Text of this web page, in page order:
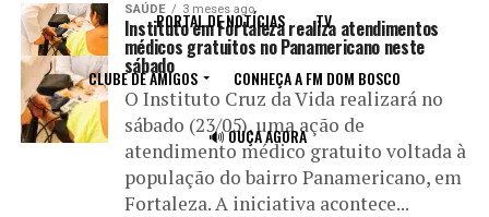
PORTAL DE NOTÍCIAS TV
CLUBE DE AMIGOS CONHEÇA A FM DOM BOSCO
🔊 OUÇA AGORA
SAÚDE 3 meses ago
Instituto em Fortaleza realiza atendimentos
médicos gratuitos no Panamericano neste
sábado
O Instituto Cruz da Vida realizará no
sábado (23/05), uma ação de
atendimento médico gratuito voltada à
população do bairro Panamericano, em
Fortaleza. A iniciativa acontece...